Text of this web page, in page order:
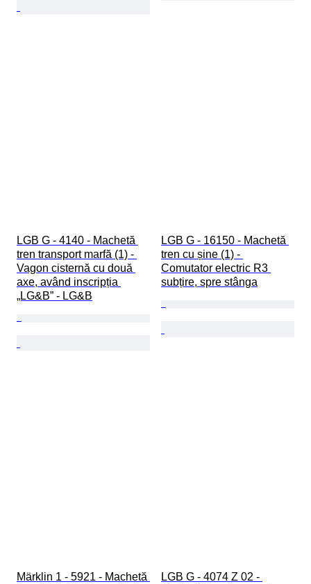
LGB G - 4140 - Machetă
tren transport marfă (1) -
Vagon cisternă cu două
axe, având inscripția
„LG&B” - LG&B
LGB G - 16150 - Machetă
tren cu șine (1) -
Comutator electric R3
subțire, spre stânga
Märklin 1 - 5921 - Machetă
LGB G - 4074 Z 02 -